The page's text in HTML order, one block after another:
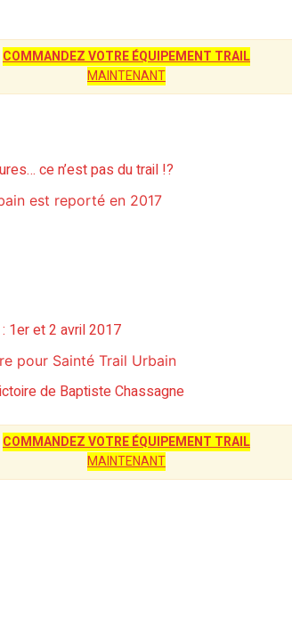
COMMANDEZ VOTRE ÉQUIPEMENT TRAIL
MAINTENANT
ce n’est pas du trail !?
est reporté en 2017
1er et 2 avril 2017
pour Sainté Trail Urbain
de Baptiste Chassagne
COMMANDEZ VOTRE ÉQUIPEMENT TRAIL
MAINTENANT